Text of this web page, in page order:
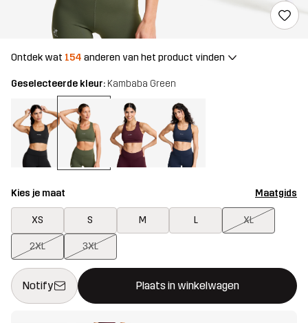
Ontdek wat 154 anderen van het product vinden
Geselecteerde kleur: Kambaba Green
Kies je maat Maatgids
XS S M L XL
2XL 3XL
Notify Plaats in winkelwagen
Deze knop opent een modal met de bevestiging van een
{{size}} niet beschikbaar